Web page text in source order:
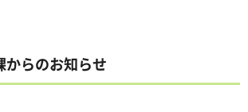
からのお知らせ